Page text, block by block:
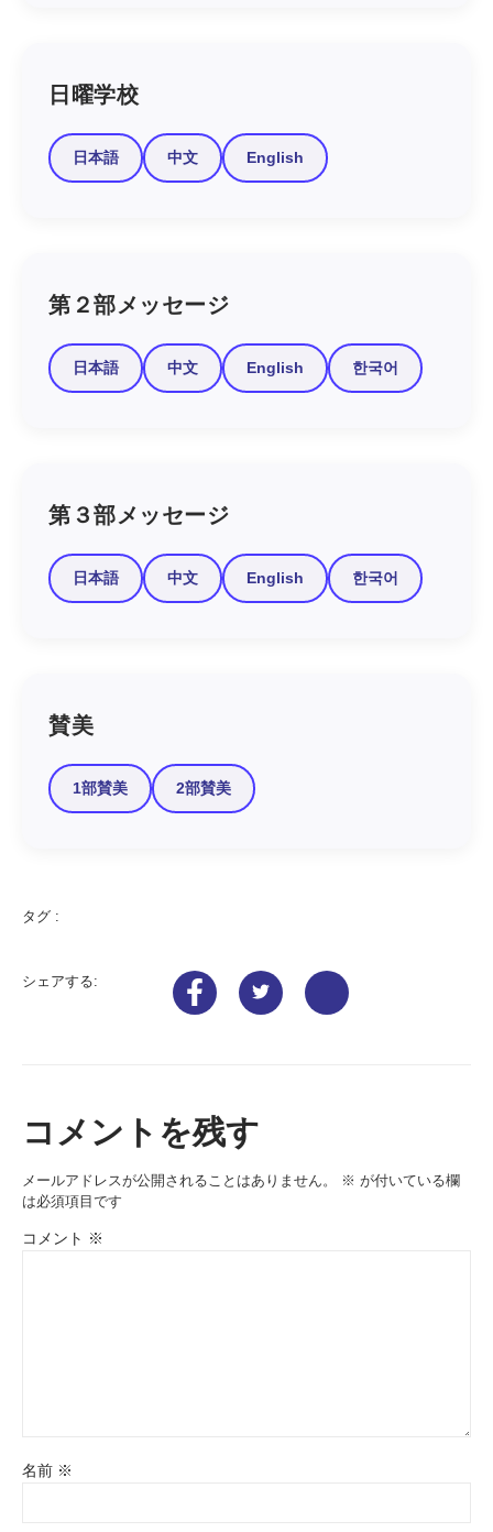
日曜学校
日本語 中文 English
第２部メッセージ
日本語 中文 English 한국어
第３部メッセージ
日本語 中文 English 한국어
賛美
1部賛美 2部賛美
タグ :
シェアする:
コメントを残す
メールアドレスが公開されることはありません。 ※ が付いている欄
は必須項目です
コメント ※
名前 ※